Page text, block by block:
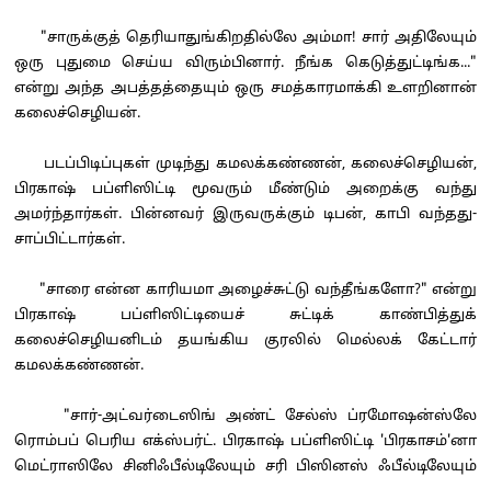
"சாருக்குத் தெரியாதுங்கிறதில்லே அம்மா! சார் அதிலேயும்
ஒரு புதுமை செய்ய விரும்பினார். நீங்க கெடுத்துட்டிங்க..."
என்று அந்த அபத்தத்தையும் ஒரு சமத்காரமாக்கி உளறினான்
கலைச்செழியன்.
படப்பிடிப்புகள் முடிந்து கமலக்கண்ணன், கலைச்செழியன்,
பிரகாஷ் பப்ளிஸிட்டி மூவரும் மீண்டும் அறைக்கு வந்து
அமர்ந்தார்கள். பின்னவர் இருவருக்கும் டிபன், காபி வந்தது-
சாப்பிட்டார்கள்.
"சாரை என்ன காரியமா அழைச்சுட்டு வந்தீங்களோ?" என்று
பிரகாஷ் பப்ளிஸிட்டியைச் சுட்டிக் காண்பித்துக்
கலைச்செழியனிடம் தயங்கிய குரலில் மெல்லக் கேட்டார்
கமலக்கண்ணன்.
"சார்-அட்வர்டைஸிங் அண்ட் சேல்ஸ் ப்ரமோஷன்ஸ்லே
ரொம்பப் பெரிய எக்ஸ்பர்ட். பிரகாஷ் பப்ளிஸிட்டி 'பிரகாசம்'னா
மெட்ராஸிலே சினிஃபீல்டிலேயும் சரி பிஸினஸ் ஃபீல்டிலேயும்